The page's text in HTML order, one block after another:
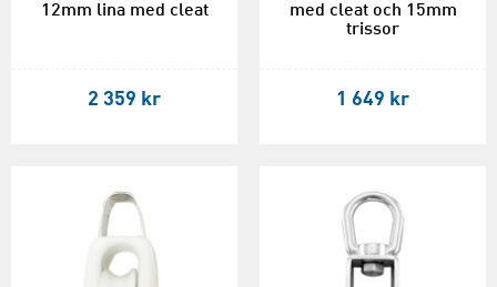
12mm lina med cleat
2 359 kr
med cleat och 15mm
trissor
1 649 kr